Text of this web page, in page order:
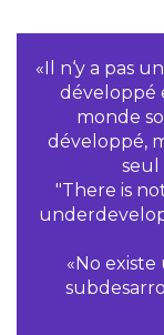
«Il n‘y a pas
développé
monde
développé,
seul
"There is
«No